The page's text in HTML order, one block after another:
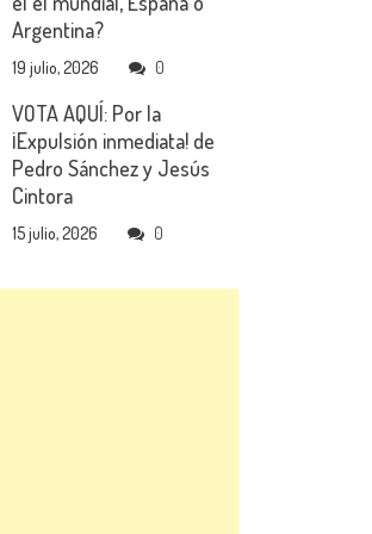
Argentina?
19 julio, 2026 0
VOTA AQUÍ: Por la
¡Expulsión inmediata! de
Pedro Sánchez y Jesús
Cintora
15 julio, 2026 0